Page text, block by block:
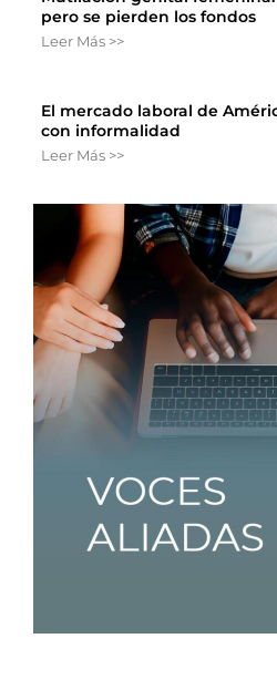
pero se pierden los fondos
Leer Más >>
El mercado laboral de
con informalidad
Leer Más >>